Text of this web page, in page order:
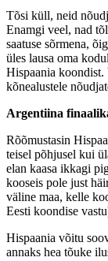
Tõsi küll, neid
Enamgi veel, nad
saatuse sõrmena,
üles lausa oma
Hispaania
kõnealustele
Argentiina
Rõõmustasin
teisel põhjusel kui
elan kaasa ikkagi
kooseis pole just
väline maa, kelle
Eesti koondise
Hispaania võitu
annaks hea tõuke